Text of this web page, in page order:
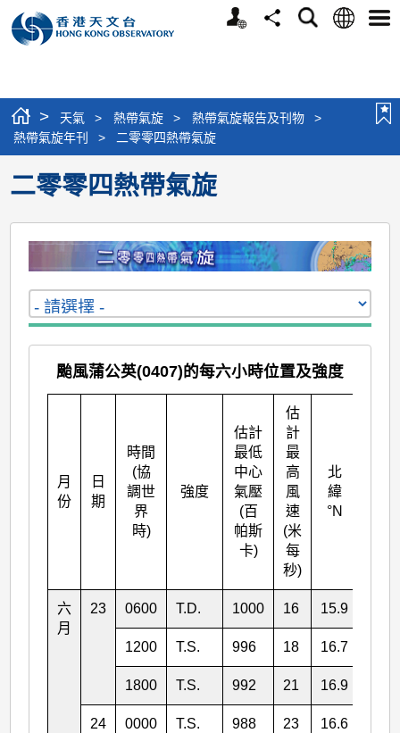
個
分
搜
語
選
> 天氣 > 熱帶氣旋 > 熱帶氣旋報告及刊物
>
熱帶氣旋年刊
> 二零零四熱帶氣旋
二零零四熱帶氣旋
颱風蒲公英(0407)的每六小時位置及強度
月
份
日
期
時間
(協
調世
界
時)
強度
估計
最低
中心
氣壓
(百
帕斯
卡)
估
計
最
高
風
速
(米
每
秒)
北
緯
°N
六
月
23 0600 T.D. 1000 16 15.9
1200 T.S. 996 18 16.7
1800 T.S. 992 21 16.9
24 0000 T.S. 988 23 16.6